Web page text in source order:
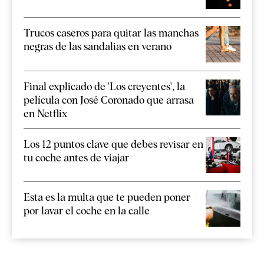
Trucos caseros para quitar las manchas
negras de las sandalias en verano
Final explicado de 'Los creyentes', la
película con José Coronado que arrasa
en Netflix
Los 12 puntos clave que debes revisar en
tu coche antes de viajar
Esta es la multa que te pueden poner
por lavar el coche en la calle